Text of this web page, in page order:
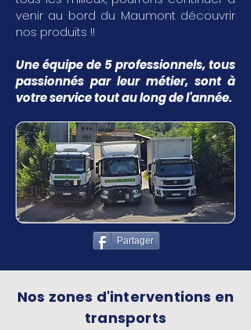
venir au bord du Maumont découvrir
nos produits !!
Une équipe de 5 professionnels, tous
passionnés par leur métier, sont à
votre service tout au long de l'année.
Partager
Nos zones d'interventions en
transports